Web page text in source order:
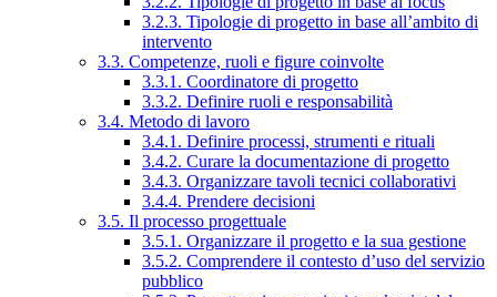
3.2.3. Tipologie di progetto in base all’ambito di
intervento
3.3. Competenze, ruoli e figure coinvolte
3.3.1. Coordinatore di progetto
3.3.2. Definire ruoli e responsabilità
3.4. Metodo di lavoro
3.4.1. Definire processi, strumenti e rituali
3.4.2. Curare la documentazione di progetto
3.4.3. Organizzare tavoli tecnici collaborativi
3.4.4. Prendere decisioni
3.5. Il processo progettuale
3.5.1. Organizzare il progetto e la sua gestione
3.5.2. Comprendere il contesto d’uso del servizio
pubblico